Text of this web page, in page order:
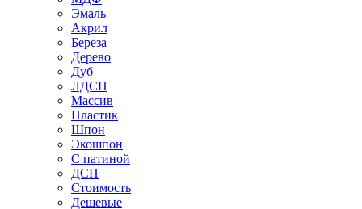
Эмаль
Акрил
Береза
Дерево
Дуб
ЛДСП
Массив
Пластик
Шпон
Экошпон
С патиной
ДСП
Стоимость
Дешевые